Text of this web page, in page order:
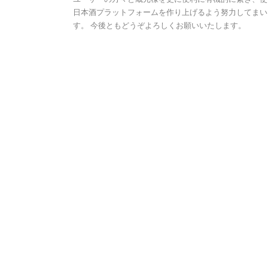
日本酒プラットフォームを作り上げるよう努力してま
す。 今後ともどうぞよろしくお願いいたします。